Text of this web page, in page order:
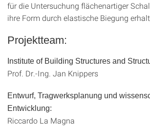
für die Untersuchung flächenartiger
ihre Form durch elastische Biegung
Projektteam:
Institute of Building Structures and
Prof. Dr.‐Ing. Jan Knippers
Entwurf, Tragwerksplanung und
Entwicklung:
Riccardo La Magna